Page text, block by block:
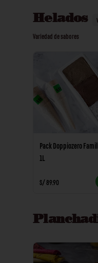
Helados
Variedad de sabores
Pack Doppiozero
1L
S/ 89.90